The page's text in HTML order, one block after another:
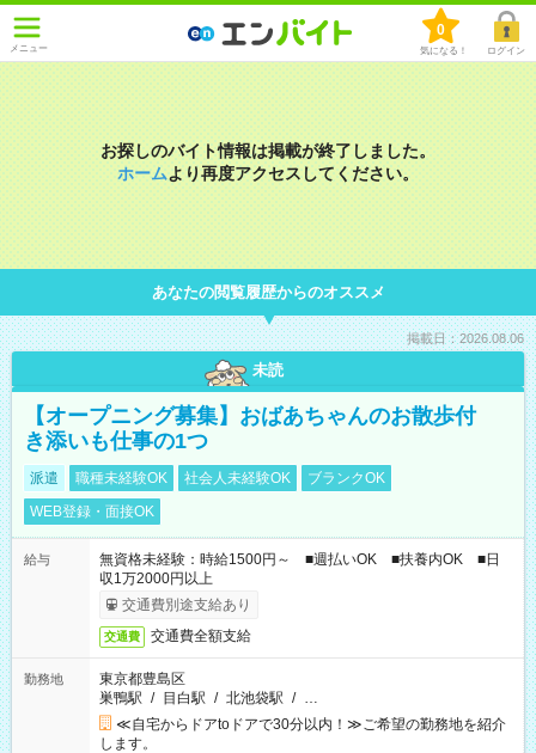
メニュー
0
気になる！ ログイン
お探しのバイト情報は掲載が終了しました。
ホームより再度アクセスしてください。
あなたの閲覧履歴からのオススメ
掲載日：2026.08.06
未読
【オープニング募集】おばあちゃんのお散歩付
き添いも仕事の1つ
派遣 職種未経験OK 社会人未経験OK
ブランクOK
WEB登録・面接OK
給与
無資格未経験：時給1500円～ ■週払いOK ■扶養内OK ■日
収1万2000円以上
交通費別途支給あり
交通費 交通費全額支給
勤務地
東京都豊島区
巣鴨駅 / 目白駅 / 北池袋駅 / …
≪自宅からドアtoドアで30分以内！≫ご希望の勤務地を紹介
します。